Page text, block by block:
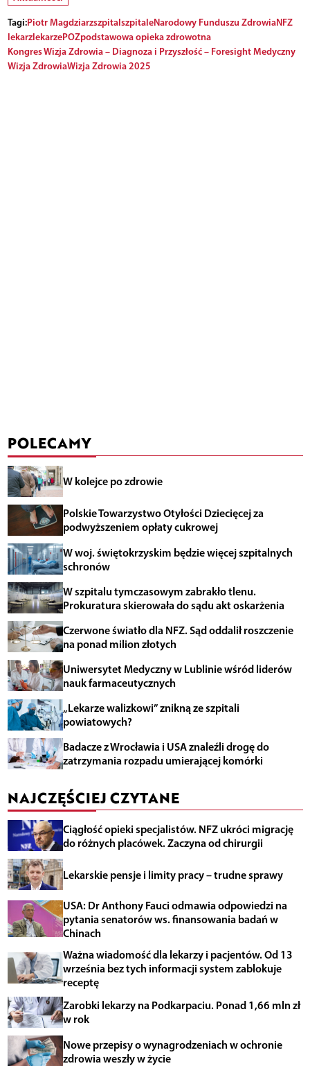
Tagi:Piotr MagdziarzszpitalszpitaleNarodowy Funduszu ZdrowiaNFZ
lekarzlekarzePOZpodstawowa opieka zdrowotna
Kongres Wizja Zdrowia – Diagnoza i Przyszłość – Foresight Medyczny
Wizja ZdrowiaWizja Zdrowia 2025
POLECAMY
W kolejce po zdrowie
Polskie Towarzystwo Otyłości Dziecięcej za
podwyższeniem opłaty cukrowej
W woj. świętokrzyskim będzie więcej szpitalnych
schronów
W szpitalu tymczasowym zabrakło tlenu.
Prokuratura skierowała do sądu akt oskarżenia
Czerwone światło dla NFZ. Sąd oddalił roszczenie
na ponad milion złotych
Uniwersytet Medyczny w Lublinie wśród liderów
nauk farmaceutycznych
„Lekarze walizkowi” znikną ze szpitali
powiatowych?
Badacze z Wrocławia i USA znaleźli drogę do
zatrzymania rozpadu umierającej komórki
NAJCZĘŚCIEJ CZYTANE
Ciągłość opieki specjalistów. NFZ ukróci migrację
do różnych placówek. Zaczyna od chirurgii
Lekarskie pensje i limity pracy – trudne sprawy
USA: Dr Anthony Fauci odmawia odpowiedzi na
pytania senatorów ws. finansowania badań w
Chinach
Ważna wiadomość dla lekarzy i pacjentów. Od 13
września bez tych informacji system zablokuje
receptę
Zarobki lekarzy na Podkarpaciu. Ponad 1,66 mln zł
w rok
Nowe przepisy o wynagrodzeniach w ochronie
zdrowia weszły w życie